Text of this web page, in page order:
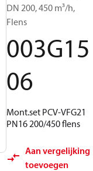
DN 200, 450 m³/h,
Flens
003G15
06
Mont.set PCV-VFG21
PN16 200/450 flens
Aan vergelijking
toevoegen